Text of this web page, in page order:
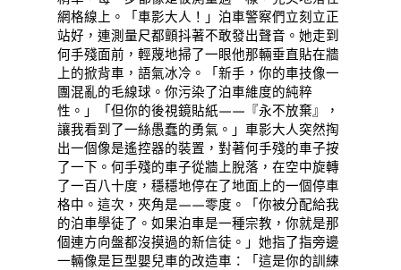
網格線上。「車影大人！」泊車警察們立刻立正
站好，連測量尺都顫抖著不敢發出聲音。她走到
何手殘面前，輕蔑地掃了一眼他那輛垂直貼在牆
上的掀背車，語氣冰冷。「新手，你的車技像一
團混亂的毛線球。你污染了泊車維度的純粹
性。」「但你的後視鏡貼紙——『永不放棄』，
讓我看到了一絲愚蠢的勇氣。」車影大人突然掏
出一個像是遙控器的裝置，對著何手殘的車子按
了一下。何手殘的車子從牆上脫落，在空中旋轉
了一百八十度，穩穩地停在了地面上的一個停車
格中。這次，夾角是——零度。「你被分配給我
的泊車學徒了。如果泊車是一種宗教，你就是那
個連方向盤都沒摸過的新信徒。」她指了指旁邊
一輛像是巨型嬰兒車的改造車：「這是你的訓練